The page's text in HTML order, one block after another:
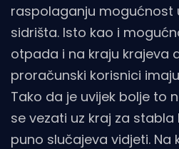
raspolaganju mogućnost
sidrišta. Isto kao i
otpada i na kraju krajeva
proračunski korisnici
Tako da je uvijek bolje to
se vezati uz kraj za
puno slučajeva vidjeti. Na